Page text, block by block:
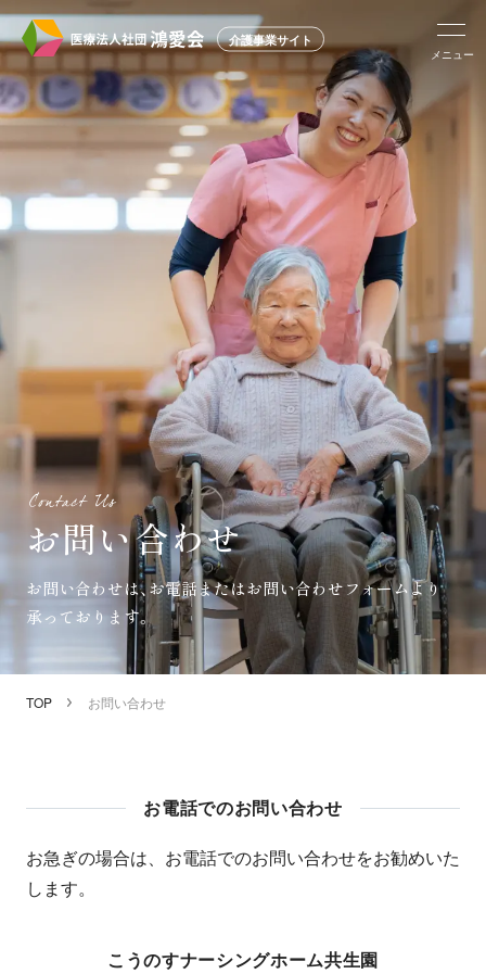
介護事業サイト
メニュー
お問い合わせ
お問い合わせは、お電話またはお問い合わせフォームより
承っております。
TOP お問い合わせ
お電話でのお問い合わせ
お急ぎの場合は、お電話でのお問い合わせをお勧めいた
します。
こうのすナーシングホーム共生園